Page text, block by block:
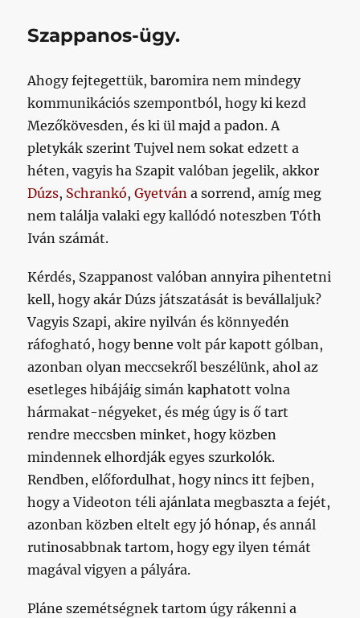
Szappanos-ügy.
Ahogy fejtegettük, baromira nem mindegy
kommunikációs szempontból, hogy ki kezd
Mezőkövesden, és ki ül majd a padon. A
pletykák szerint Tujvel nem sokat edzett a
héten, vagyis ha Szapit valóban jegelik, akkor
Dúzs, Schrankó,Gyetván a sorrend, amíg meg
nem találja valaki egy kallódó noteszben Tóth
Iván számát.
Kérdés, Szappanost valóban annyira pihentetni
kell, hogy akár Dúzs játszatását is bevállaljuk?
Vagyis Szapi, akire nyilván és könnyedén
ráfogható, hogy benne volt pár kapott gólban,
azonban olyan meccsekről beszélünk, ahol az
esetleges hibájáig simán kaphatott volna
hármakat-négyeket, és még úgy is ő tart
rendre meccsben minket, hogy közben
mindennek elhordják egyes szurkolók.
Rendben, előfordulhat, hogy nincs itt fejben,
hogy a Videoton téli ajánlata megbaszta a fejét,
azonban közben eltelt egy jó hónap, és annál
rutinosabbnak tartom, hogy egy ilyen témát
magával vigyen a pályára.
Pláne szemétségnek tartom úgy rákenni a